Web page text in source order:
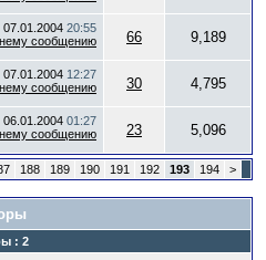
07.01.2004 20:55
66 9,189
07.01.2004 12:27
30 4,795
06.01.2004 01:27
23 5,096
188 189 190 191 192 193 194 >
: 2